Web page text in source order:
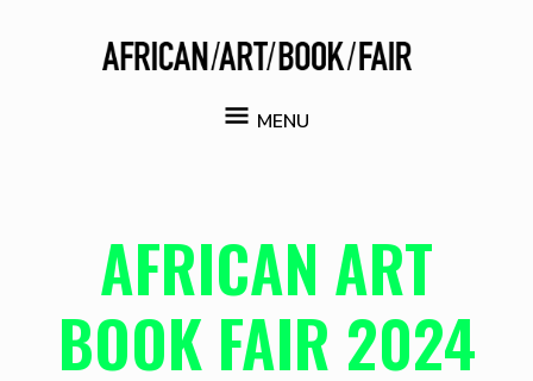
MENU
MENU
AFRICAN ART
BOOK FAIR 2024